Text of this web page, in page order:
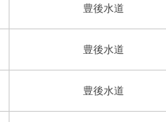
豊後水道
豊後水道
豊後水道